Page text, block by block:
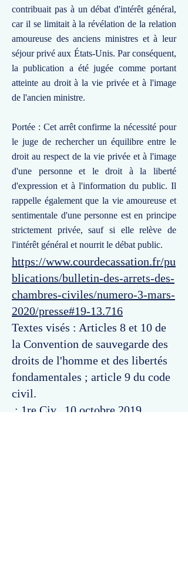
contribuait pas à un débat d'intérêt général,
car il se limitait à la révélation de la relation
amoureuse des anciens ministres et à leur
séjour privé aux États-Unis. Par conséquent,
la publication a été jugée comme portant
atteinte au droit à la vie privée et à l'image
de l'ancien ministre.
Portée : Cet arrêt confirme la nécessité pour
le juge de rechercher un équilibre entre le
droit au respect de la vie privée et à l'image
d'une personne et le droit à la liberté
d'expression et à l'information du public. Il
rappelle également que la vie amoureuse et
sentimentale d'une personne est en principe
strictement privée, sauf si elle relève de
l'intérêt général et nourrit le débat public.
https://www.courdecassation.fr/pu
blications/bulletin-des-arrets-des-
chambres-civiles/numero-3-mars-
2020/presse#19-13.716
Textes visés : Articles 8 et 10 de
la Convention de sauvegarde des
droits de l'homme et des libertés
fondamentales ; article 9 du code
civil.
: 1re Civ., 10 octobre 2019,